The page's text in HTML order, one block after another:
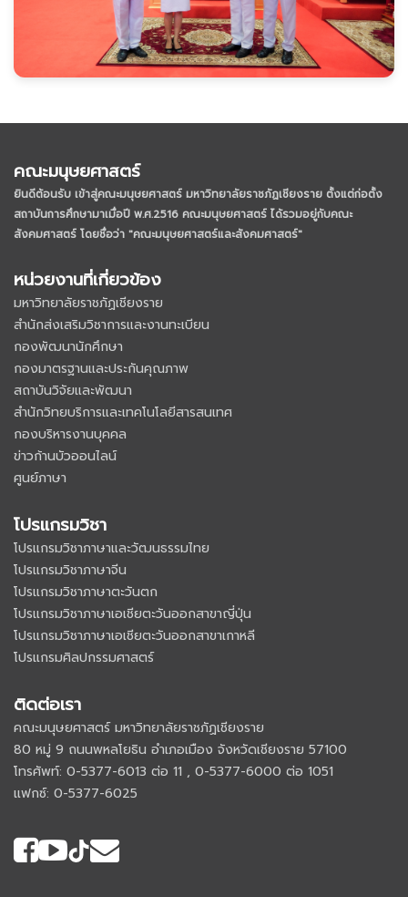
คณะมนุษยศาสตร์
ยินดีต้อนรับ เข้าสู่คณะมนุษยศาสตร์ มหาวิทยาลัยราชภัฏเชียงราย ตั้งแต่ก่อตั้ง
สถาบันการศึกษามาเมื่อปี พ.ศ.2516 คณะมนุษยศาสตร์ ได้รวมอยู่กับคณะ
สังคมศาสตร์ โดยชื่อว่า "คณะมนุษยศาสตร์และสังคมศาสตร์"
หน่วยงานที่เกี่ยวข้อง
มหาวิทยาลัยราชภัฏเชียงราย
สำนักส่งเสริมวิชาการและงานทะเบียน
กองพัฒนานักศึกษา
กองมาตรฐานและประกันคุณภาพ
สถาบันวิจัยและพัฒนา
สำนักวิทยบริการและเทคโนโลยีสารสนเทศ
กองบริหารงานบุคคล
ข่าวก้านบัวออนไลน์
ศูนย์ภาษา
โปรแกรมวิชา
โปรแกรมวิชาภาษาและวัฒนธรรมไทย
โปรแกรมวิชาภาษาจีน
โปรแกรมวิชาภาษาตะวันตก
โปรแกรมวิชาภาษาเอเชียตะวันออกสาขาญี่ปุ่น
โปรแกรมวิชาภาษาเอเชียตะวันออกสาขาเกาหลี
โปรแกรมศิลปกรรมศาสตร์
ติดต่อเรา
คณะมนุษยศาสตร์ มหาวิทยาลัยราชภัฏเชียงราย
80 หมู่ 9 ถนนพหลโยธิน อำเภอเมือง จังหวัดเชียงราย 57100
โทรศัพท์: 0-5377-6013 ต่อ 11 , 0-5377-6000 ต่อ 1051
แฟกซ์: 0-5377-6025